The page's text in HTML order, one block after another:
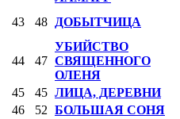
43 48 ДОБЫТЧИЦА
44 47
УБИЙСТВО
СВЯЩЕННОГО
ОЛЕНЯ
45 45 ЛИЦА, ДЕРЕВНИ
46
52 БОЛЬШАЯ СОНЯ